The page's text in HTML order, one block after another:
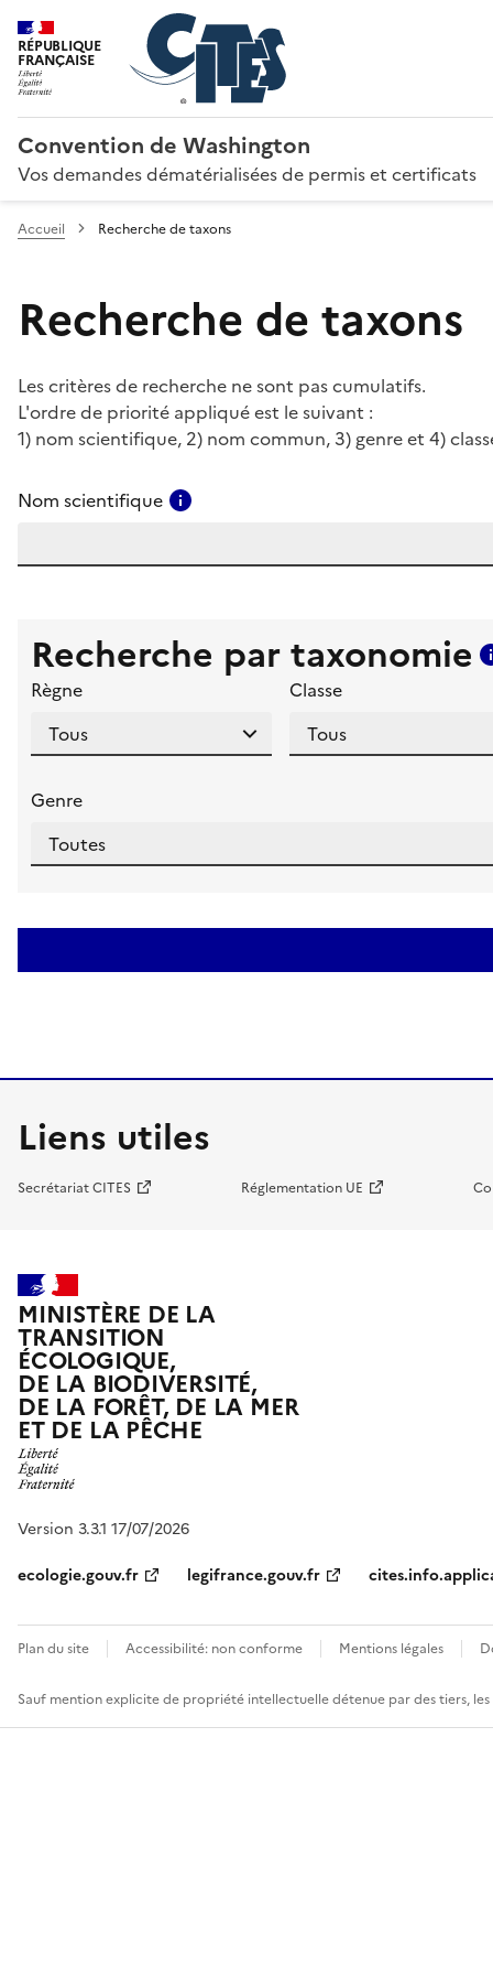
RÉPUBLIQUE
FRANÇAISE
Convention de Washington
Vos demandes dématérialisées de permis et certificats
Accueil Recherche de taxons
Recherche de taxons
Les critères de recherche ne sont pas cumulatifs.
L'ordre de priorité appliqué est le suivant :
1) nom scientifique, 2) nom commun, 3) genre et 4)
Nom scientifique
Recherche par taxonomie
Règne Classe
Genre
Liens utiles
Secrétariat CITES Réglementation UE
MINISTÈRE DE LA
TRANSITION
ÉCOLOGIQUE,
DE LA BIODIVERSITÉ,
DE LA FORÊT, DE LA MER
ET DE LA PÊCHE
Version 3.3.1 17/07/2026
ecologie.gouv.fr
legifrance.gouv.fr
Plan du site Accessibilité: non conforme Mentions légales
Sauf mention explicite de propriété intellectuelle détenue par des tiers,